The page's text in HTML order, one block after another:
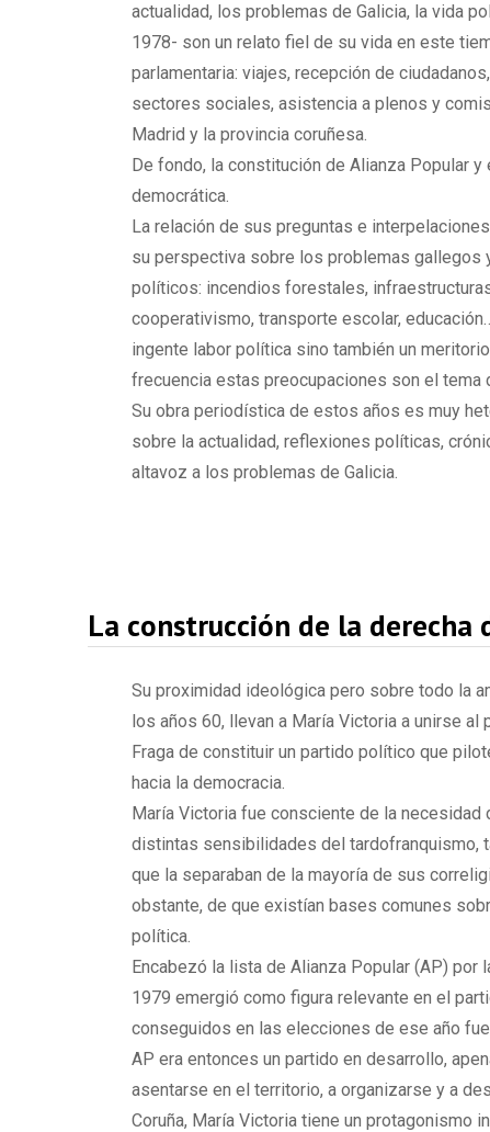
actualidad, los problemas de Galicia, la vida
1978- son un relato fiel de su vida en este
parlamentaria: viajes, recepción de
sectores sociales, asistencia a plenos y
Madrid y la provincia coruñesa.
De fondo, la constitución de Alianza Popular
democrática.
La relación de sus preguntas e
su perspectiva sobre los problemas gallegos
políticos: incendios forestales,
cooperativismo, transporte escolar,
ingente labor política sino también un
frecuencia estas preocupaciones son el tema
Su obra periodística de estos años es muy
sobre la actualidad, reflexiones políticas,
altavoz a los problemas de Galicia.
La construcción de la derecha
Su proximidad ideológica pero sobre todo la
los años 60, llevan a María Victoria a unirse
Fraga de constituir un partido político que
hacia la democracia.
María Victoria fue consciente de la necesidad
distintas sensibilidades del tardofranquismo,
que la separaban de la mayoría de sus
obstante, de que existían bases comunes
política.
Encabezó la lista de Alianza Popular (AP) por
1979 emergió como figura relevante en el
conseguidos en las elecciones de ese año
AP era entonces un partido en desarrollo,
asentarse en el territorio, a organizarse y a
Coruña, María Victoria tiene un protagonismo